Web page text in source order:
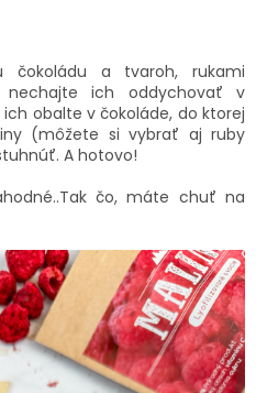
čokoládu a tvaroh, rukami
ich oddychovať v
obalte v čokoláde, do ktorej
(môžete si vybrať aj ruby
A hotovo!
Tak čo, máte chuť na